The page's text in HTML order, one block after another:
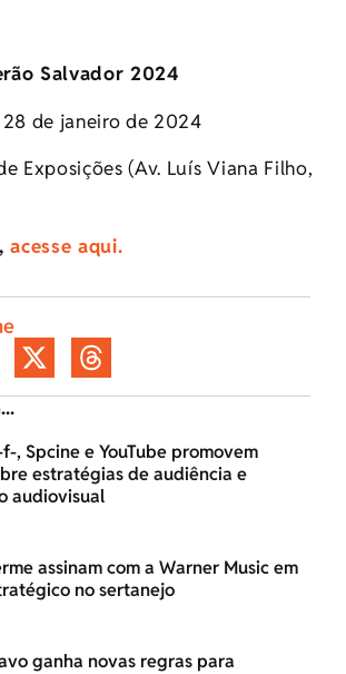
Salvador 2024
28 de janeiro de 2024
Exposições (Av. Luís Viana Filho,
acesse aqui.
, Spcine e YouTube promovem
estratégias de audiência e
audiovisual
assinam com a Warner Music em
no sertanejo
ganha novas regras para